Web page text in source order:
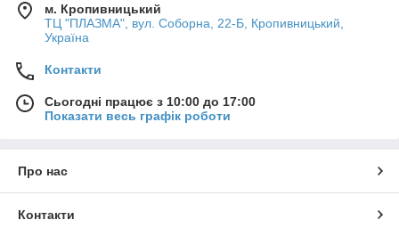
м. Кропивницький
ТЦ "ПЛАЗМА", вул. Соборна, 22-Б, Кропивницький,
Україна
Контакти
Сьогодні працює з 10:00 до 17:00
Показати весь графік роботи
Про нас
Контакти